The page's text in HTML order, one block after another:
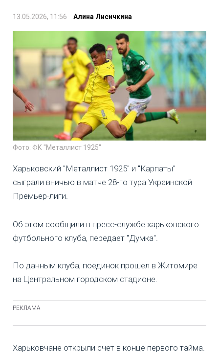
13.05.2026, 11:56 Алина Лисичкина
Фото: ФК "Металлист 1925"
Харьковский "Металлист 1925" и "Карпаты"
сыграли вничью в матче 28-го тура Украинской
Премьер-лиги.
Об этом сообщили в пресс-службе харьковского
футбольного клуба, передает "Думка".
По данным клуба, поединок прошел в Житомире
на Центральном городском стадионе.
Харьковчане открыли счет в конце первого тайма.